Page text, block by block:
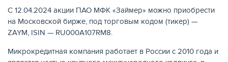
C 12.04.2024 акции ПАО МФК «Займер» можно приобрести
на Московской бирже, под торговым кодом (тикер) —
ZAYM, ISIN — RU000A107RM8.
Микрокредитная компания работает в России с 2010 года и